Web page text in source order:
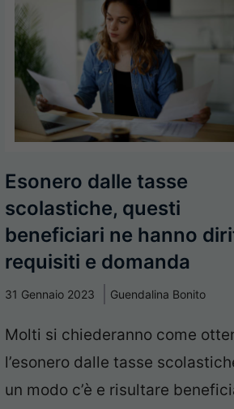
Esonero dalle tasse
scolastiche, questi
beneficiari ne hanno
requisiti e domanda
31 Gennaio 2023 Guendalina Bonito
Molti si chiederanno come
l’esonero dalle tasse
un modo c’è e risultare